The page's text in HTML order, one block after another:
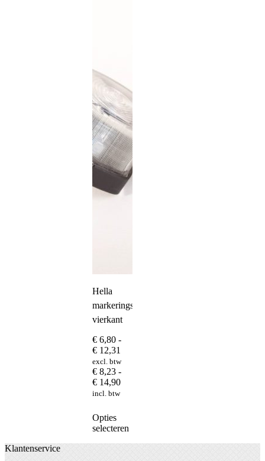
Hella
markeringslamp
vierkant
€ 6,80 -
€ 12,31
€ 6,80
tot
€ 12,31
excl. btw
€ 8,23 -
€ 14,90Prijsklasse:
€ 8,23
incl. btw
Opties
selecteren
Klantenservice